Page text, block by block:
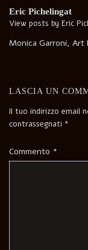
Eric Pichelingat
View posts by Eric
Monica Garroni, Art
LASCIA UN
Il tuo indirizzo email
contrassegnati *
Commento *